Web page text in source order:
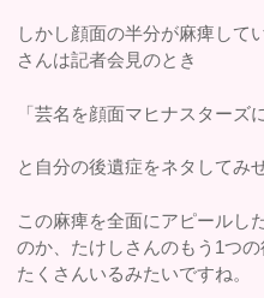
しかし顔面の半分が麻痺して
さんは記者会見のとき
「芸名を顔面マヒナスターズ
と自分の後遺症をネタしてみ
この麻痺を全面にアピールし
のか、たけしさんのもう1つ
たくさんいるみたいですね。